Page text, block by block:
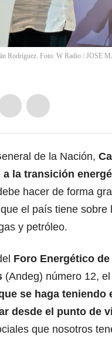
Rodríguez. Foto: W Radio / JOSE
de la Nación,
a la transición
hacer de forma
el país tiene
y petróleo.
Foro Energético
(Andeg) número 12,
se haga teniendo
desde el punto de
que nosotros